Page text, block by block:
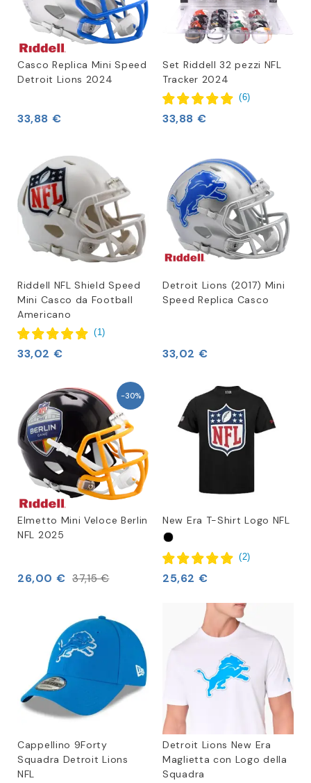
Casco Replica Mini Speed
Detroit Lions 2024
33,88 €
Set Riddell 32 pezzi NFL
Tracker 2024
(6)
33,88 €
Riddell NFL Shield Speed
Mini Casco da Football
Americano
(1)
33,02 €
Detroit Lions (2017) Mini
Speed Replica Casco
33,02 €
-30%
Elmetto Mini Veloce Berlin
NFL 2025
26,00 € 37,15 €
New Era T-Shirt Logo NFL
(2)
25,62 €
Cappellino 9Forty
Squadra Detroit Lions
NFL
Detroit Lions New Era
Maglietta con Logo della
Squadra